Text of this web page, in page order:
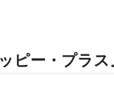
ピー・プラ